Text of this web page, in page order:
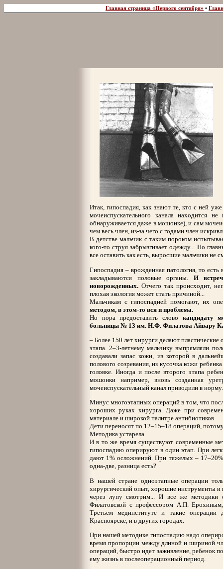
Главная страница «Первого сентября» •
Итак, гипоспадия, как знают те, кто с ней
мочеиспускательного канала находится
обнаруживается даже в мошонке), и сам
чем весь член, из-за чего с годами член
В детстве мальчик с таким пороком
кого-то струя забрызгивает одежду... Но
все оставить как есть, выросшие мальчики не
Гипоспадия – врожденная патология, то
закладываются половые органы. И
новорожденных. Отчего так происходит,
плохая экология может стать причиной...
Мальчикам с гипоспадией помогают, их
методом, в этом-то вся и проблема.
Но пора предоставить слово кандидату
больницы № 13 им. Н.Ф. Филатова Айвару
– Более 150 лет хирурги делают
этапа. 2–3-летнему мальчику выпрямляли
создавали запас кожи, из которой в
полового созревания, из кусочка кожи
головке. Иногда и после второго этапа
мошонки например, вновь созданная
мочеиспускательный канал приводили в норму.
Минус многоэтапных операций в том, что
хороших руках хирурга. Даже при
материале и широкой палитре антибиотиков.
Дети переносят по 12–15–18 операций,
Методика устарела.
И в то же время существуют современные
гипоспадию оперируют в один этап. При
дают 1% осложнений. При тяжелых –
одна-две, разница есть?
В нашей стране одноэтапные операции
хирургический опыт, хорошие инструменты
через лупу смотрим... И все же методики
Филатовской с профессором А.П.
Третьем мединституте и такие
Красноярске, и в других городах.
При нашей методике гипоспадию надо
время пропорции между длиной и шириной
операций, быстро идет заживление, ребенок
ему жизнь в послеоперационный период.